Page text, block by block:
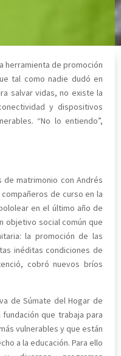
herramienta de promoción
tal como nadie dudó en
salvar vidas, no existe la
y dispositivos
“No lo entiendo”,
de matrimonio con Andrés
de curso en la
en el último año de
objetivo social común que
la promoción de las
inéditas condiciones de
cobró nuevos bríos
de Súmate del Hogar de
que trabaja para
vulnerables y que están
a la educación. Para ello